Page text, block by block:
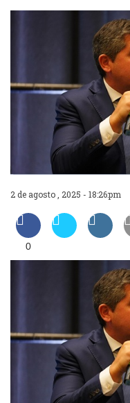
2 de agosto , 2025 - 18:26:pm
0